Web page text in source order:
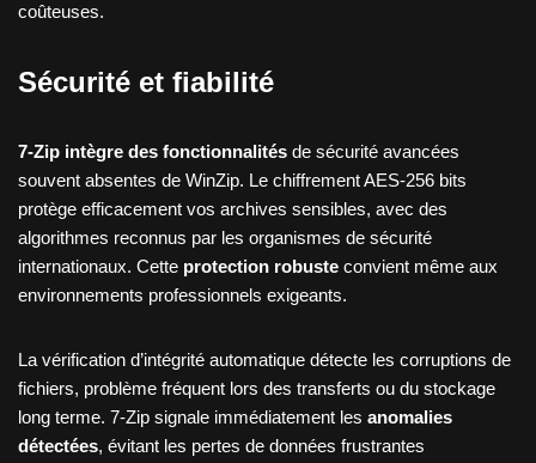
coûteuses.
Sécurité et fiabilité
7-Zip intègre des fonctionnalités de sécurité avancées
souvent absentes de WinZip. Le chiffrement AES-256 bits
protège efficacement vos archives sensibles, avec des
algorithmes reconnus par les organismes de sécurité
internationaux. Cette protection robuste convient même aux
environnements professionnels exigeants.
La vérification d’intégrité automatique détecte les corruptions de
fichiers, problème fréquent lors des transferts ou du stockage
long terme. 7-Zip signale immédiatement les anomalies
détectées, évitant les pertes de données frustrantes